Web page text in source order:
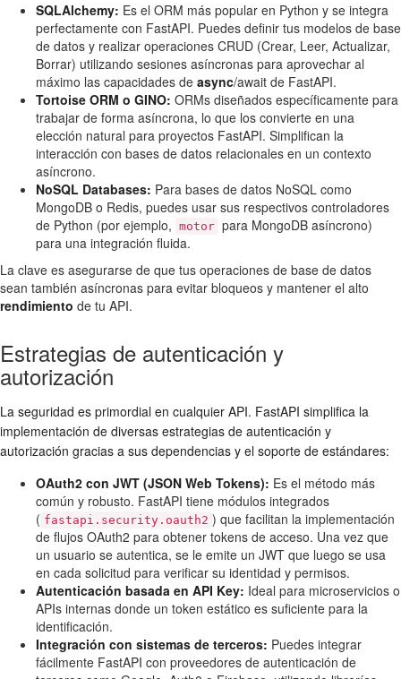
SQLAlchemy: Es el ORM más popular en Python y se integra
perfectamente con FastAPI. Puedes definir tus modelos de base
de datos y realizar operaciones CRUD (Crear, Leer, Actualizar,
Borrar) utilizando sesiones asíncronas para aprovechar al
máximo las capacidades de async/await de FastAPI.
Tortoise ORM o GINO: ORMs diseñados específicamente para
trabajar de forma asíncrona, lo que los convierte en una
elección natural para proyectos FastAPI. Simplifican la
interacción con bases de datos relacionales en un contexto
asíncrono.
NoSQL Databases: Para bases de datos NoSQL como
MongoDB o Redis, puedes usar sus respectivos controladores
de Python (por ejemplo, motor para MongoDB asíncrono)
para una integración fluida.
La clave es asegurarse de que tus operaciones de base de datos
sean también asíncronas para evitar bloqueos y mantener el alto
rendimiento de tu API.
Estrategias de autenticación y
autorización
La seguridad es primordial en cualquier API. FastAPI simplifica la
implementación de diversas estrategias de autenticación y
autorización gracias a sus dependencias y el soporte de estándares:
OAuth2 con JWT (JSON Web Tokens): Es el método más
común y robusto. FastAPI tiene módulos integrados
( fastapi.security.oauth2 ) que facilitan la implementación
de flujos OAuth2 para obtener tokens de acceso. Una vez que
un usuario se autentica, se le emite un JWT que luego se usa
en cada solicitud para verificar su identidad y permisos.
Autenticación basada en API Key: Ideal para microservicios o
APIs internas donde un token estático es suficiente para la
identificación.
Integración con sistemas de terceros: Puedes integrar
fácilmente FastAPI con proveedores de autenticación de